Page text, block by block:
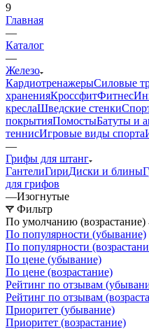
9
Главная
—
Каталог
—
Железо
КардиотренажерыСиловые
храненияКроссфитФитнес
креслаШведские стенки
покрытияПомостыБатуты и
теннисИгровые виды спорта
—
Грифы для штанг
ГантелиГириДиски и блины
для грифов
—Изогнутые
Фильтр
По умолчанию (возрастание)
По популярности (убывание)
По популярности
По цене (убывание)
По цене (возрастание)
Рейтинг по отзывам
Рейтинг по отзывам
Приоритет (убывание)
Приоритет (возрастание)